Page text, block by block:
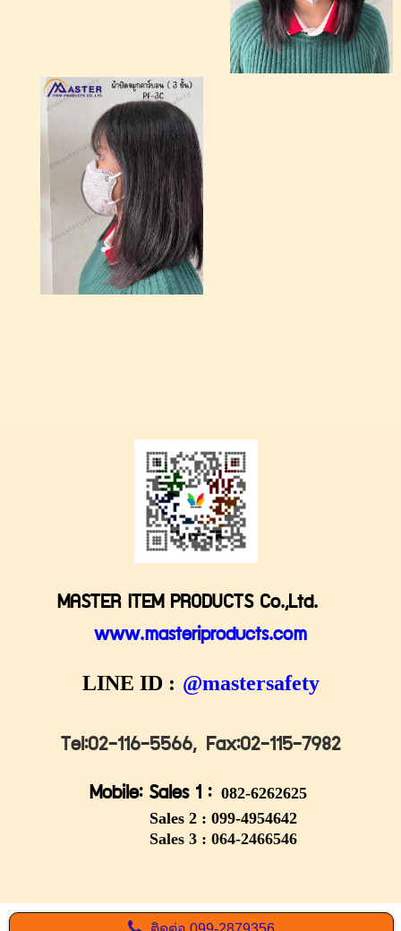
MASTER ITEM PRODUCTS Co.,Ltd.
www.masteriproducts.com
LINE ID : @mastersafety
Tel:02-116-5566, Fax:02-115-7982
Mobile: Sales 1 : 082-6262625
Sales 2 : 099-4954642
Sales 3 : 064-2466546